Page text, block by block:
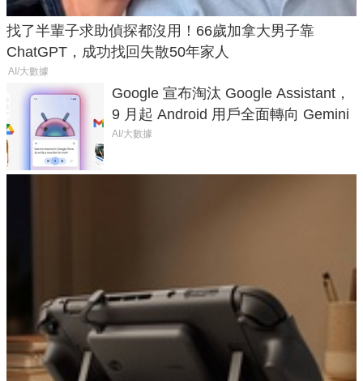
找了半輩子求助偵探都沒用！66歲加拿大男子靠
ChatGPT，成功找回失散50年家人
AI/大數據
Google 宣布淘汰 Google Assistant，
9 月起 Android 用戶全面轉向 Gemini
AI/大數據